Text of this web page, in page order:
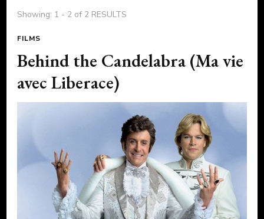
Showing: 1 - 2 of 2 RESULTS
FILMS
Behind the Candelabra (Ma vie
avec Liberace)